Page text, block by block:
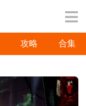
攻略 合集